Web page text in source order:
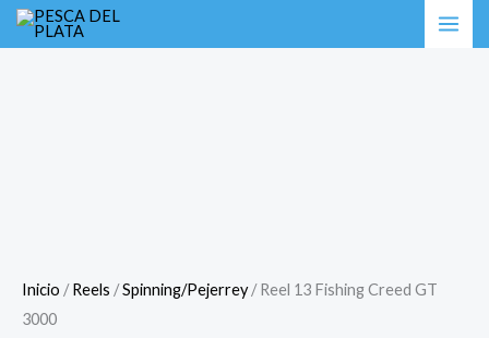
Inicio /Reels /Spinning/Pejerrey/ Reel 13 Fishing Creed GT
3000